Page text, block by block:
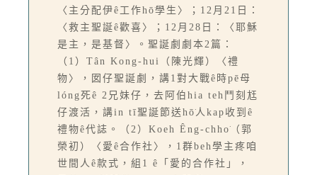
〈主分配伊ê工作hō͘學生〉；12月21日：
〈救主聖誕ê歡喜〉；12月28日：〈耶穌
是主，是基督〉。聖誕劇劇本2篇：
（1）Tân Kong-hui（陳光輝）〈禮
物〉，囡仔聖誕劇，講1對大戰ê時pē母
lóng死ê 2兄妹仔，去阿伯hia teh鬥刻尪
仔渡活，講in tī聖誕節送hō͘人kap收到ê
禮物ê代誌。（2）Koeh Êng-chho͘（郭
榮初）〈愛ê合作社〉，1群beh學主疼咱
世間人ê款式，組1 ê「愛的合作社」，